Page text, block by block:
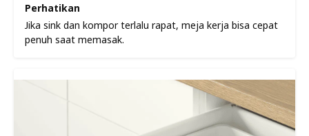
Perhatikan
Jika sink dan kompor terlalu rapat, meja kerja bisa cepat
penuh saat memasak.